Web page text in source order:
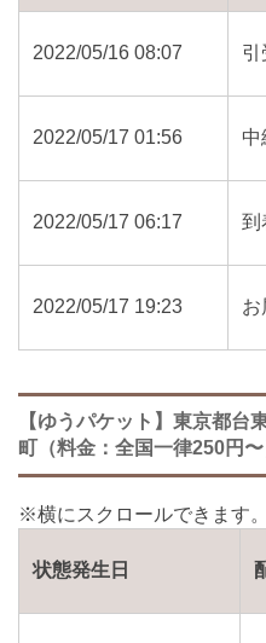
2022/05/16 08:07 引
2022/05/17 01:56 中
2022/05/17 06:17 到
2022/05/17 19:23 お
【ゆうパケット】東京都台
町（料金：全国一律250円〜
状態発生日